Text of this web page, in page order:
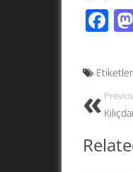
F
e
b
o
o
k